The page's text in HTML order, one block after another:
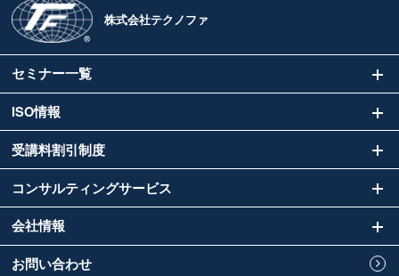
株式会社テクノファ
セミナー一覧
ISO情報
受講料割引制度
コンサルティングサービス
会社情報
お問い合わせ